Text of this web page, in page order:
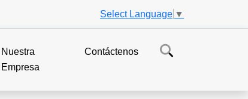
Select Language ▼
Nuestra
Empresa
Contáctenos